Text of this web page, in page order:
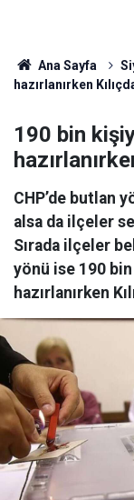
Ana Sayfa
hazırlanırken
190 bin
CHP’de butlan
alsa da ilçeler
Sırada ilçeler
yönü ise 190
hazırlanırken